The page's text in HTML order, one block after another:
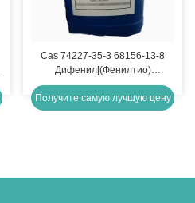
Cas 74227-35-3 68156-13-8
Дифенил[(Фенилтио)
Фенил]Сульфоний Гексафлю
Фотоинициатор УФ-целение
Получите самую лучшую цену